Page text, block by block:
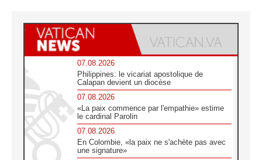
07.08.2026
Philippines: le vicariat apostolique de
Calapan devient un diocèse
07.08.2026
«La paix commence par l'empathie» estime
le cardinal Parolin
07.08.2026
En Colombie, «la paix ne s'achète pas avec
une signature»